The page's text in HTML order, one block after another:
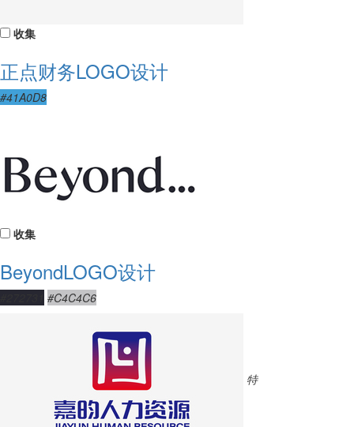
收集
正点财务LOGO设计
#41A0D8
收集
BeyondLOGO设计
#C4C4C6
特